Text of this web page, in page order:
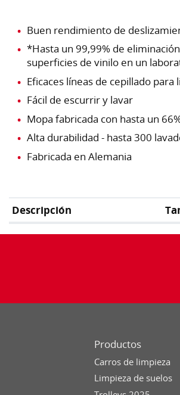
Buen rendimiento de
*Hasta un 99,99% de
superficies de vinilo en un
Eficaces líneas de cepillado
Fácil de escurrir y lavar
Mopa fabricada con hasta un
Alta durabilidad - hasta 300
Fabricada en Alemania
Descripción
Productos
Carros de limpieza
Limpieza de suelos